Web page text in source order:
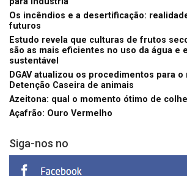
Os incêndios e a desertificação:
futuros
Estudo revela que culturas de frutos
são as mais eficientes no uso da água e
sustentável
DGAV atualizou os procedimentos para
Detenção Caseira de animais
Azeitona: qual o momento ótimo de
Açafrão: Ouro Vermelho
Siga-nos no